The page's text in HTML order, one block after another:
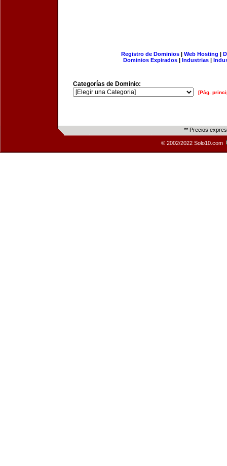
Registro de Dominios| Web Hosting |
Dominios Expirados | Industrias |
Categorías de Dominio:
[Pág.
** Precios
© 2002/2022 Solo10.com